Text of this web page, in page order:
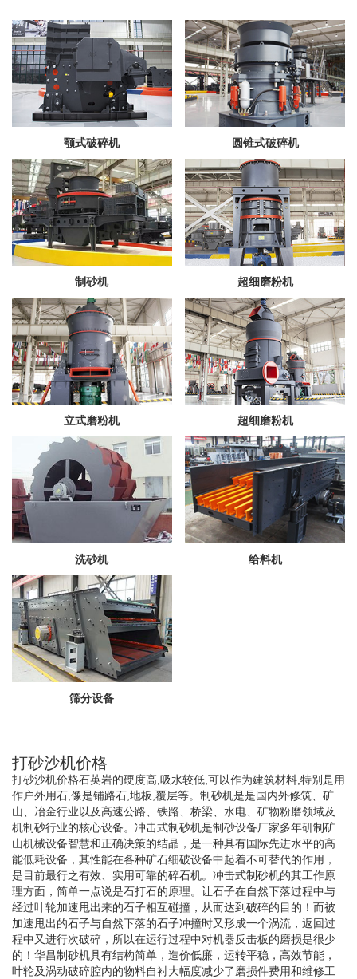
颚式破碎机 圆锥式破碎机
制砂机 超细磨粉机
立式磨粉机 超细磨粉机
洗砂机 给料机
筛分设备
打砂沙机价格
打砂沙机价格石英岩的硬度高,吸水较低,可以作为建筑材料,特别是用
作户外用石,像是铺路石,地板,覆层等。制砂机是是国内外修筑、矿
山、冶金行业以及高速公路、铁路、桥梁、水电、矿物粉磨领域及
机制砂行业的核心设备。冲击式制砂机是制砂设备厂家多年研制矿
山机械设备智慧和正确决策的结晶，是一种具有国际先进水平的高
能低耗设备，其性能在各种矿石细破设备中起着不可替代的作用，
是目前最行之有效、实用可靠的碎石机。冲击式制砂机的其工作原
理方面，简单一点说是石打石的原理。让石子在自然下落过程中与
经过叶轮加速甩出来的石子相互碰撞，从而达到破碎的目的！而被
加速甩出的石子与自然下落的石子冲撞时又形成一个涡流，返回过
程中又进行次破碎，所以在运行过程中对机器反击板的磨损是很少
的！华昌制砂机具有结构简单，造价低廉，运转平稳，高效节能，
叶轮及涡动破碎腔内的物料自衬大幅度减少了磨损件费用和维修工